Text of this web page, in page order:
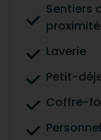
Sentiers
proximité
Laverie
Petit-
Coffre-